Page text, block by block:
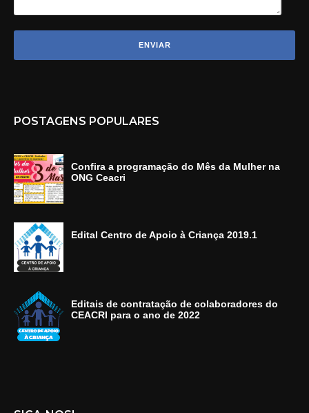
POSTAGENS POPULARES
Confira a programação do Mês da Mulher na
ONG Ceacri
Edital Centro de Apoio à Criança 2019.1
Editais de contratação de colaboradores do
CEACRI para o ano de 2022